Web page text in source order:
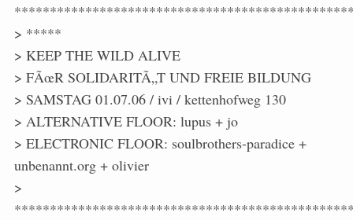
> *****
> KEEP THE WILD ALIVE
> FÃœR SOLIDARITÃ„T UND FREIE BILDUNG
> SAMSTAG 01.07.06 / ivi / kettenhofweg 130
> ALTERNATIVE FLOOR: lupus + jo
> ELECTRONIC FLOOR: soulbrothers-paradice +
unbenannt.org + olivier
>